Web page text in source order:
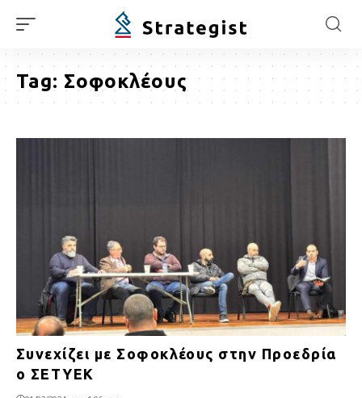
Tag: Σοφοκλέους
Συνεχίζει με Σοφοκλέους στην Προεδρία
o ΣΕΤΥΕΚ